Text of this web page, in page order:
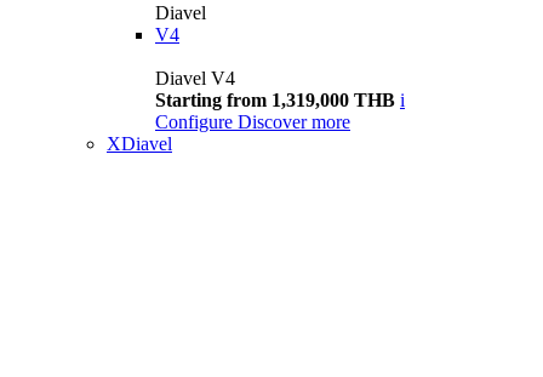
Diavel
V4
Diavel V4
Starting from 1,319,000 THB i
Configure Discover more
XDiavel